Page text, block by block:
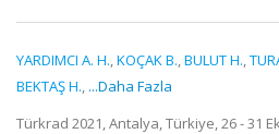
YARDIMCI A. H.,KOÇAK B.,BULUT H.,
BEKTAŞ H., ...Daha Fazla
Türkrad 2021, Antalya, Türkiye, 26 - 31